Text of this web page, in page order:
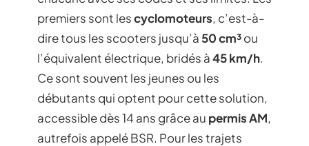
premiers sont lescyclomoteurs, c’est-à-
dire tous les scooters jusqu’à50 cm³ou
l’équivalent électrique, bridés à45 km/h.
Ce sont souvent les jeunes ou les
débutants qui optent pour cette solution,
accessible dès 14 ans grâce au permis AM,
autrefois appelé BSR. Pour les trajets